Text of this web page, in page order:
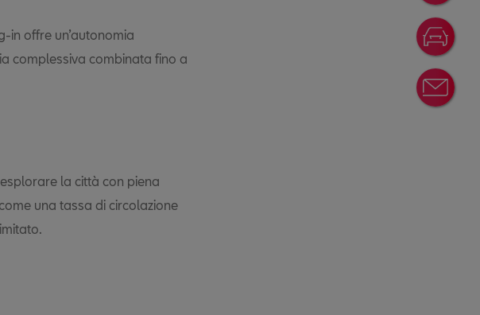
in offre un’autonomia
complessiva combinata fino a
la città con piena
una tassa di circolazione